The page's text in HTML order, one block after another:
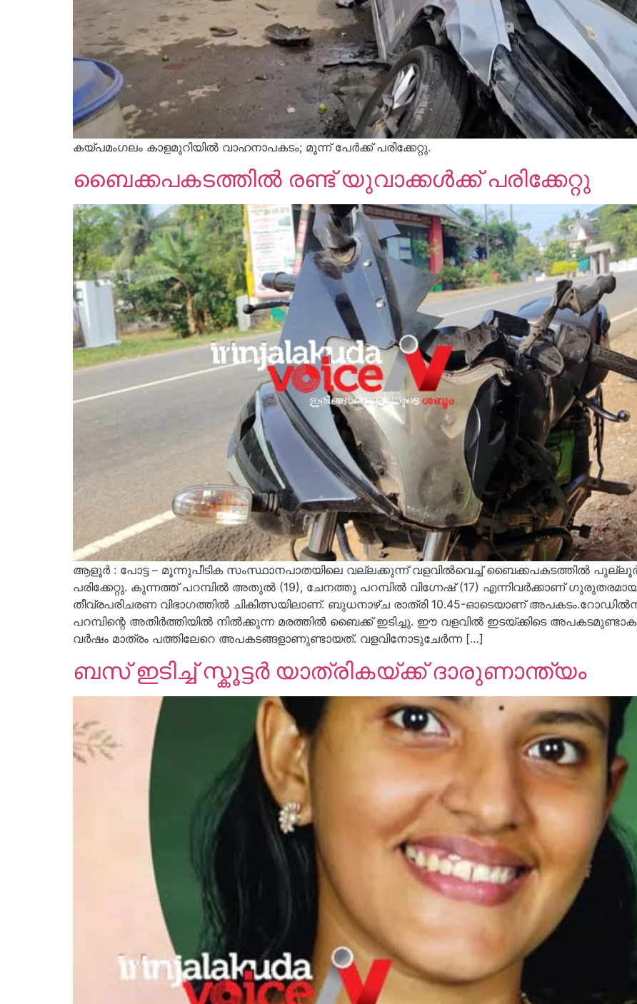
കയ്പമംഗലം കാളമുറിയിൽ വാഹനാപകടം; മൂന്ന് പേർക്ക് പരിക്കേറ്റു.
ബൈക്കപകടത്തിൽ രണ്ട് യുവാക്കൾക്ക് പരിക്കേറ്റു
ആളൂർ : പോട്ട – മൂന്നുപീടിക സംസ്ഥാനപാതയിലെ വല്ലക്കുന്ന് വളവിൽവെച്ച് ബൈക്കപകടത്തിൽ
പരിക്കേറ്റു. കുന്നത്ത് പറമ്പിൽ അതുൽ (19), ചേനത്തു പറമ്പിൽ വിഗ്നേഷ് (17) എന്നിവർക്കാണ്
തീവ്രപരിചരണ വിഭാഗത്തിൽ ചികിത്സയിലാണ്. ബുധനാഴ്ച രാത്രി 10.45-ഓടെയാണ്
പറമ്പിന്റെ അതിർത്തിയിൽ നിൽക്കുന്ന മരത്തിൽ ബൈക്ക്‌ ഇടിച്ചു. ഈ വളവിൽ ഇടയ്‌ക്കിടെ
വർഷം മാത്രം പത്തിലേറെ അപകടങ്ങളാണുണ്ടായത്. വളവിനോടുചേർന്ന […]
ബസ് ഇടിച്ച് സ്കൂട്ടർ യാത്രികയ്ക്ക് ദാരുണാന്ത്യം